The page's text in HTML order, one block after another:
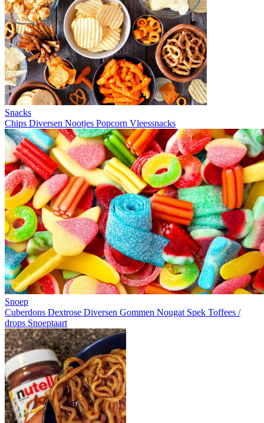
Snacks
Chips Diversen Nootjes Popcorn Vleessnacks
Snoep
Cuberdons Dextrose Diversen Gommen Nougat Spek Toffees /
drops Snoeptaart